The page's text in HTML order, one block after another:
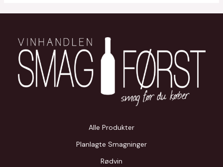
Alle Produkter
Planlagte Smagninger
Rødvin